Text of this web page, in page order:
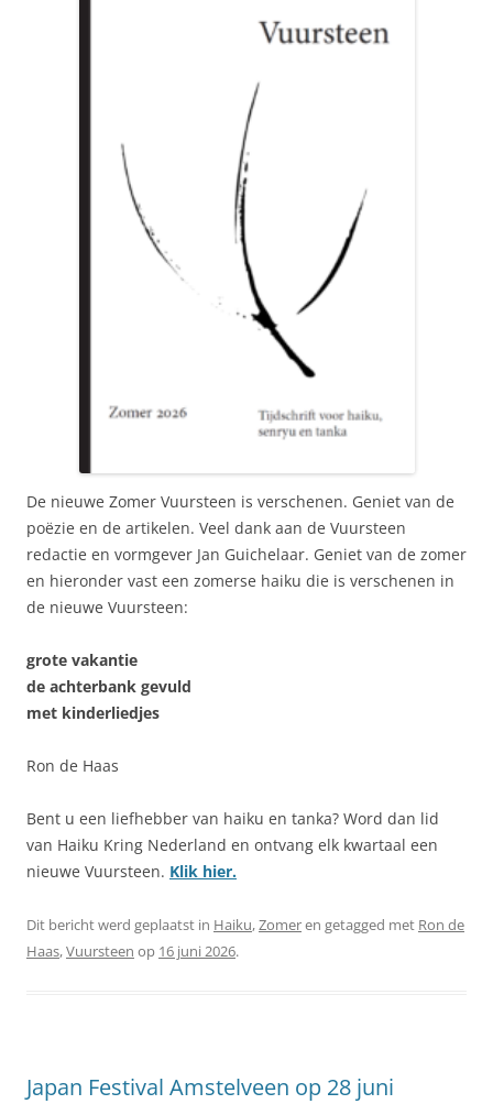
De nieuwe Zomer Vuursteen is verschenen. Geniet van de
poëzie en de artikelen. Veel dank aan de Vuursteen
redactie en vormgever Jan Guichelaar. Geniet van de zomer
en hieronder vast een zomerse haiku die is verschenen in
de nieuwe Vuursteen:
grote vakantie
de achterbank gevuld
met kinderliedjes
Ron de Haas
Bent u een liefhebber van haiku en tanka? Word dan lid
van Haiku Kring Nederland en ontvang elk kwartaal een
nieuwe Vuursteen. Klik hier.
Dit bericht werd geplaatst in Haiku,Zomeren getagged met Ron de
Haas,Vuursteen op 16 juni 2026.
Japan Festival Amstelveen op 28 juni